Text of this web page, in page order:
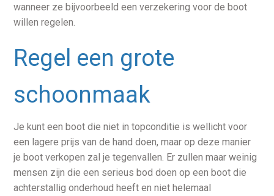
wanneer ze bijvoorbeeld een verzekering voor de boot
willen regelen.
Regel een grote
schoonmaak
Je kunt een boot die niet in topconditie is wellicht voor
een lagere prijs van de hand doen, maar op deze manier
je boot verkopen zal je tegenvallen. Er zullen maar weinig
mensen zijn die een serieus bod doen op een boot die
achterstallig onderhoud heeft en niet helemaal